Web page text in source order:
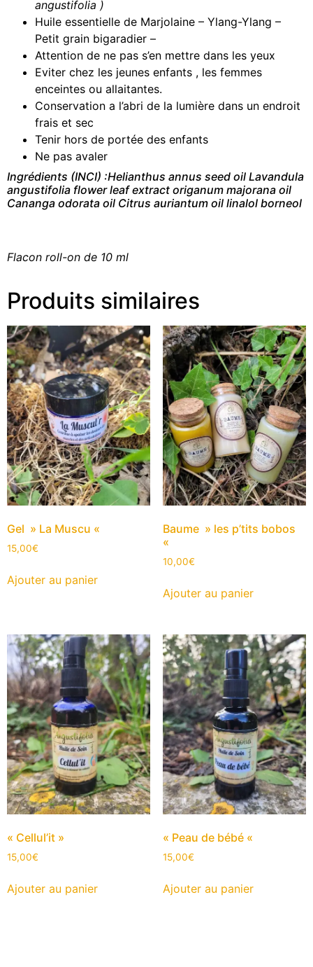
angustifolia )
Huile essentielle de Marjolaine – Ylang-Ylang –
Petit grain bigaradier –
Attention de ne pas s’en mettre dans les yeux
Eviter chez les jeunes enfants , les femmes
enceintes ou allaitantes.
Conservation a l’abri de la lumière dans un endroit
frais et sec
Tenir hors de portée des enfants
Ne pas avaler
Ingrédients (INCI) :Helianthus annus seed oil Lavandula
angustifolia flower leaf extract origanum majorana oil
Cananga odorata oil Citrus auriantum oil linalol borneol
Flacon roll-on de 10 ml
Produits similaires
Gel » La Muscu «
15,00€
Ajouter au panier
Baume » les p’tits bobos
«
10,00€
Ajouter au panier
« Cellul’it »
15,00€
Ajouter au panier
« Peau de bébé «
15,00€
Ajouter au panier